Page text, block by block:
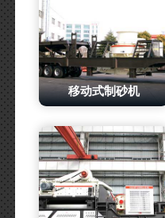
移动式制砂机